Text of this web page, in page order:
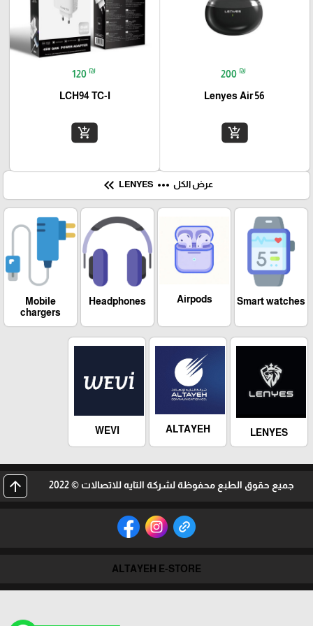
200 ₪
Lenyes Air 56
add_shopping_cart
120 ₪
LCH94 TC-I
add_shopping_cart
عرض الكل more_horiz
keyboard_double_arrow_left
Smart watches
Airpods
Headphones
Mobile
chargers
LENYES
ALTAYEH
WEVI
جميع حقوق الطبع محفوظة لشركة التايه للاتصالات © 2022 arrow_upward
ALTAYEH E-STORE